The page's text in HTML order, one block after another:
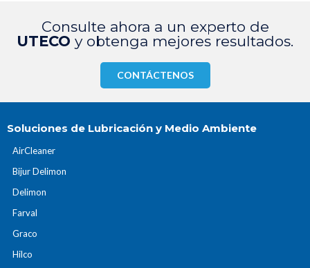
Consulte ahora a un experto de
UTECO y obtenga mejores resultados.
CONTÁCTENOS
Soluciones de Lubricación y Medio Ambiente
AirCleaner
Bijur Delimon
Delimon
Farval
Graco
Hilco